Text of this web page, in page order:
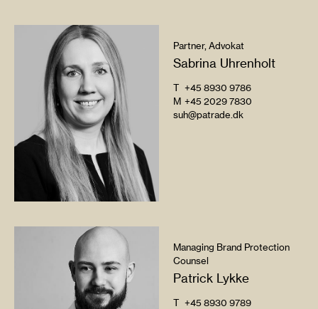
Partner, Advokat
Sabrina Uhrenholt
T +45 8930 9786
M +45 2029 7830
suh@patrade.dk
Managing Brand Protection
Counsel
Patrick Lykke
T +45 8930 9789